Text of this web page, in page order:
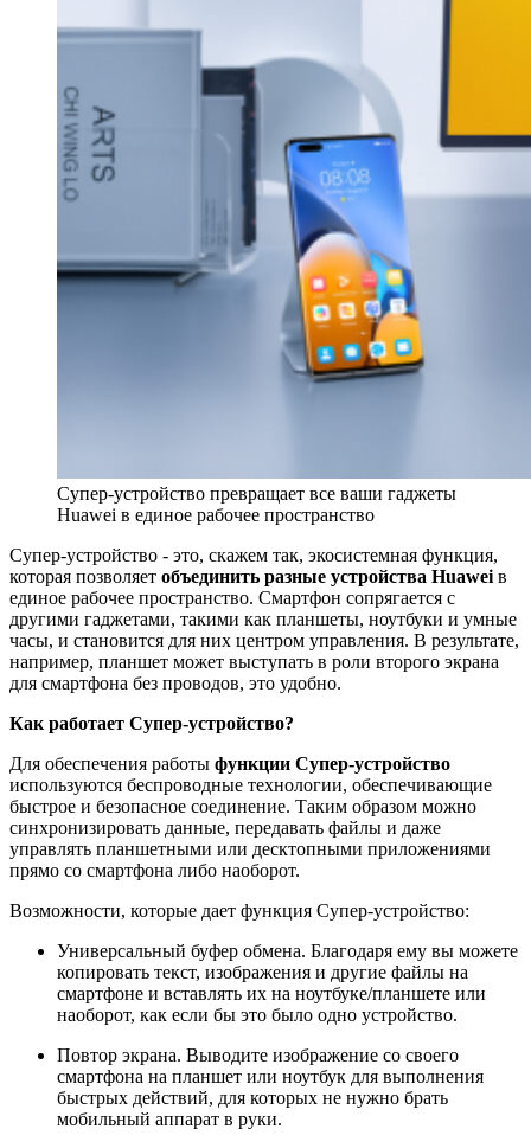
Супер-устройство превращает все ваши гаджеты
Huawei в единое рабочее пространство
Супер-устройство - это, скажем так, экосистемная функция,
которая позволяет объединить разные устройства Huawei в
единое рабочее пространство. Смартфон сопрягается с
другими гаджетами, такими как планшеты, ноутбуки и умные
часы, и становится для них центром управления. В результате,
например, планшет может выступать в роли второго экрана
для смартфона без проводов, это удобно.
Как работает Супер-устройство?
Для обеспечения работы функции Супер-устройство
используются беспроводные технологии, обеспечивающие
быстрое и безопасное соединение. Таким образом можно
синхронизировать данные, передавать файлы и даже
управлять планшетными или десктопными приложениями
прямо со смартфона либо наоборот.
Возможности, которые дает функция Супер-устройство:
Универсальный буфер обмена. Благодаря ему вы можете
копировать текст, изображения и другие файлы на
смартфоне и вставлять их на ноутбуке/планшете или
наоборот, как если бы это было одно устройство.
Повтор экрана. Выводите изображение со своего
смартфона на планшет или ноутбук для выполнения
быстрых действий, для которых не нужно брать
мобильный аппарат в руки.